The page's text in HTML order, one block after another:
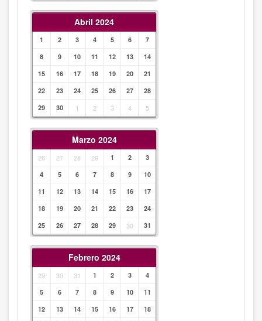
Abril 2024
1 2 3 4 5 6
7
8
9 10 11 12 13
14
15
16 17 18 19 20
21
22
23 24 25 26 27
28
29
30 1 2 3 4 5
Marzo 2024
26 27 28 29 1 2
3
4
5 6 7 8 9
10
11
12 13 14 15 16
17
18
19 20 21 22 23
24
25
26 27 28 29 30 31
Febrero 2024
29 30 31 1 2 3
4
5
6 7 8 9 10
11
12
13 14 15 16 17
18